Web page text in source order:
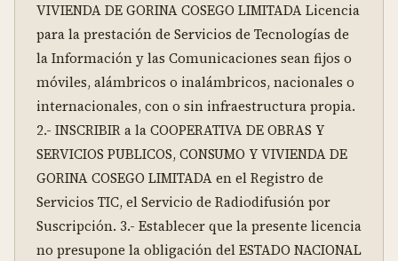
VIVIENDA DE GORINA COSEGO LIMITADA Licencia
para la prestación de Servicios de Tecnologías de
la Información y las Comunicaciones sean fijos o
móviles, alámbricos o inalámbricos, nacionales o
internacionales, con o sin infraestructura propia.
2.- INSCRIBIR a la COOPERATIVA DE OBRAS Y
SERVICIOS PUBLICOS, CONSUMO Y VIVIENDA DE
GORINA COSEGO LIMITADA en el Registro de
Servicios TIC, el Servicio de Radiodifusión por
Suscripción. 3.- Establecer que la presente licencia
no presupone la obligación del ESTADO NACIONAL